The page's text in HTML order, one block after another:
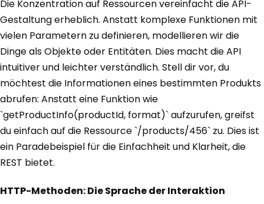
Die Konzentration auf Ressourcen vereinfacht die API-
Gestaltung erheblich. Anstatt komplexe Funktionen mit
vielen Parametern zu definieren, modellieren wir die
Dinge als Objekte oder Entitäten. Dies macht die API
intuitiver und leichter verständlich. Stell dir vor, du
möchtest die Informationen eines bestimmten Produkts
abrufen: Anstatt eine Funktion wie
`getProductInfo(productId, format)` aufzurufen, greifst
du einfach auf die Ressource `/products/456` zu. Dies ist
ein Paradebeispiel für die Einfachheit und Klarheit, die
REST bietet.
HTTP-Methoden: Die Sprache der Interaktion